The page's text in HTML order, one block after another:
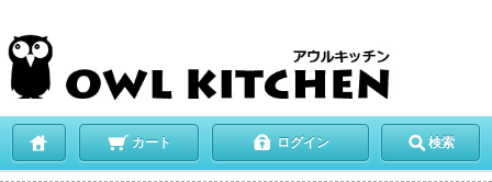
カート ログイン 検索